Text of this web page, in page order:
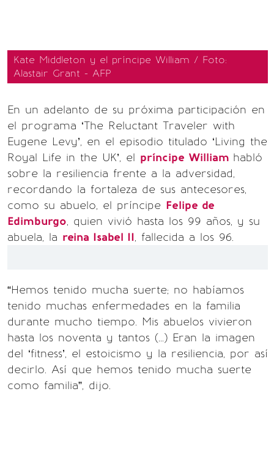
Kate Middleton y el príncipe William / Foto:
Alastair Grant - AFP
En un adelanto de su próxima participación en
el programa ‘The Reluctant Traveler with
Eugene Levy’, en el episodio titulado ‘Living the
Royal Life in the UK’, el príncipe William habló
sobre la resiliencia frente a la adversidad,
recordando la fortaleza de sus antecesores,
como su abuelo, el príncipe Felipe de
Edimburgo, quien vivió hasta los 99 años, y su
abuela, la reina Isabel II, fallecida a los 96.
“Hemos tenido mucha suerte; no habíamos
tenido muchas enfermedades en la familia
durante mucho tiempo. Mis abuelos vivieron
hasta los noventa y tantos (...) Eran la imagen
del ‘fitness’, el estoicismo y la resiliencia, por así
decirlo. Así que hemos tenido mucha suerte
como familia”, dijo.